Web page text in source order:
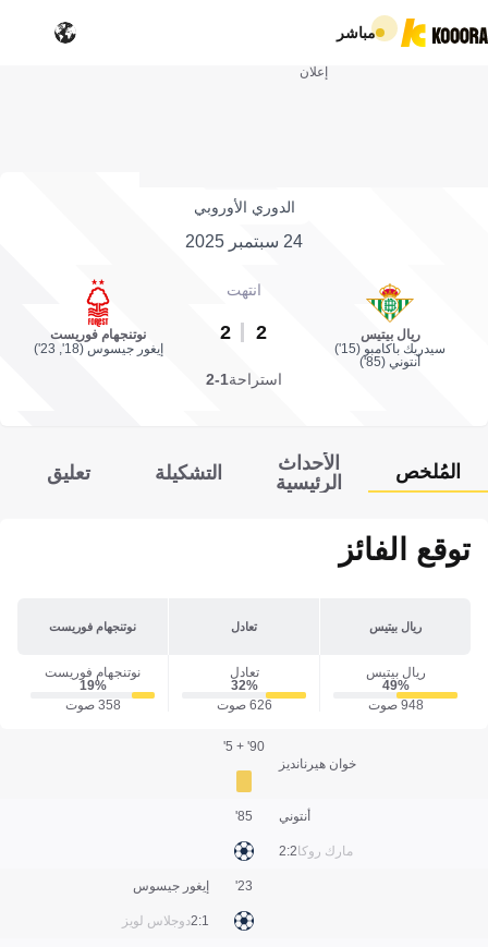
مباشر
إعلان
الدوري الأوروبي
24 سبتمبر 2025
ريال بيتيس
سيدريك باكامبو (15')
أنتوني (85')
انتهت
2
2
نوتنجهام فوريست
إيغور جيسوس (18', 23')
استراحة1-2
المُلخص
الأحداث
الرئيسية
التشكيلة تعليق
توقع الفائز
ريال بيتيس تعادل نوتنجهام فوريست
ريال بيتيس
49‎%‎
948 صوت
تعادل
32‎%‎
626 صوت
نوتنجهام فوريست
19‎%‎
358 صوت
خوان هيرنانديز
90' + 5'
أنتوني
مارك روكا2:2
85'
إيغور جيسوس
دوجلاس لويز1:2
23'